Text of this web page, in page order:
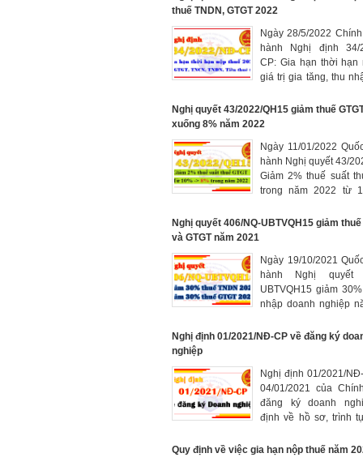
thuế TNDN, GTGT 2022
Ngày 28/5/2022
hành Nghị định 34/
CP: Gia hạn thời hạn
giá trị gia tăng, thu
tiền thuê đất trong
Nghị quyết 43/2022/QH15 giảm thuế
xuống 8% năm 2022
Ngày 11/01/2022
hành Nghị quyết 43/
Giảm 2% thuế suất
trong năm 2022 từ
dịch vụ đang áp dụng
Nghị quyết 406/NQ-UBTVQH15 giảm thuế
và GTGT năm 2021
Ngày 19/10/2021
hành Nghị quyết
UBTVQH15 giảm
nhập doanh nghiệp
năm 2021.
Nghị định 01/2021/NĐ-CP về đăng ký
nghiệp
Nghị định 01/2021/
04/01/2021 của
đăng ký doanh
định về hồ sơ, trình
hộ kinh doanh
Quy định về việc gia hạn nộp thuế năm